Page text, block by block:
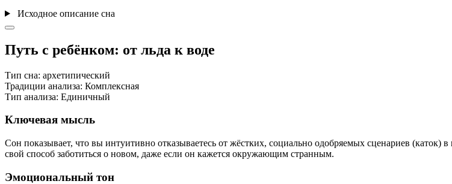
Исходное описание сна
Путь с ребёнком: от льда к воде
Тип сна: архетипический
Традиции анализа: Комплексная
Тип анализа: Единичный
Ключевая мысль
Сон показывает, что вы интуитивно отказываетесь от жёстких, социально одобряемых сценариев (каток)
свой способ заботиться о новом, даже если он кажется окружающим странным.
Эмоциональный тон